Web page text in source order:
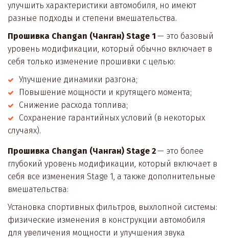
улучшить характеристики автомобиля, но имеют
разные подходы и степени вмешательства.
Прошивка Changan (Чанган) Stage 1 — это базовый
уровень модификации, который обычно включает в
себя только изменение прошивки с целью:
Улучшение динамики разгона;
Повышение мощности и крутящего момента;
Снижение расхода топлива;
Сохранение гарантийных условий (в некоторых
случаях).
Прошивка Changan (Чанган) Stage 2 — это более
глубокий уровень модификации, который включает в
себя все изменения Stage 1, а также дополнительные
вмешательства:
Установка спортивных фильтров, выхлопной системы:
физические изменения в конструкции автомобиля
для увеличения мощности и улучшения звука